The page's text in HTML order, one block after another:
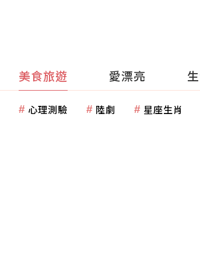
美食旅遊 愛漂亮
心理測驗 陸劇 星座生肖